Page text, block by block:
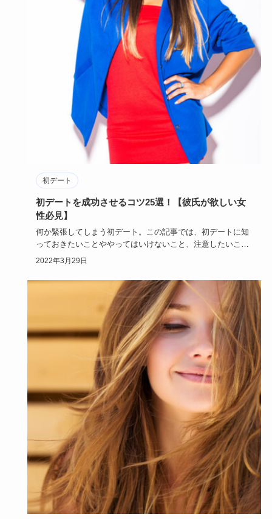
初デート
初デートを成功させるコツ25選！【彼氏が欲しい女
性必見】
何か緊張してしまう初デート。この記事では、初デートに知
っておきたいことややってはいけないこと、注意したいこと
など、初デート…
2022年3月29日